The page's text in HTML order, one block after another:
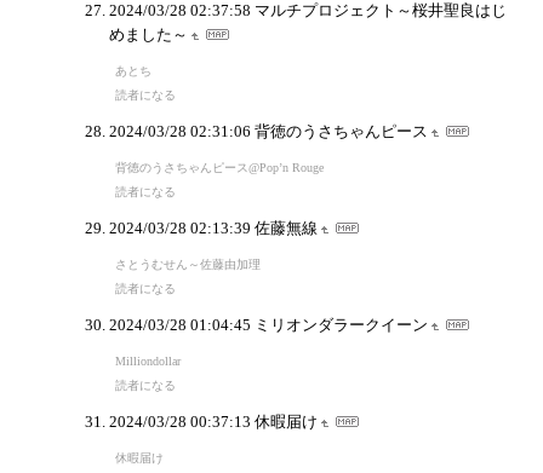
2024/03/28 02:37:58 マルチプロジェクト～桜井聖良はじ
めました～
あとち
読者になる
2024/03/28 02:31:06 背徳のうさちゃんピース
背徳のうさちゃんピース@Pop’n Rouge
読者になる
2024/03/28 02:13:39 佐藤無線
さとうむせん～佐藤由加理
読者になる
2024/03/28 01:04:45 ミリオンダラークイーン
Milliondollar
読者になる
2024/03/28 00:37:13 休暇届け
休暇届け